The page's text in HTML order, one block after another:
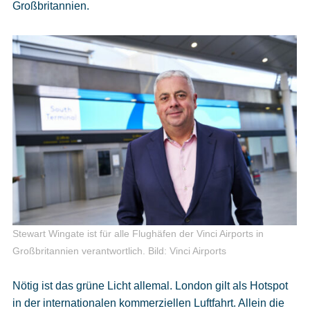
Großbritannien.
Stewart Wingate ist für alle Flughäfen der Vinci Airports in
Großbritannien verantwortlich.
Bild: Vinci Airports
Nötig ist das grüne Licht allemal. London gilt als Hotspot
in der internationalen kommerziellen Luftfahrt. Allein die